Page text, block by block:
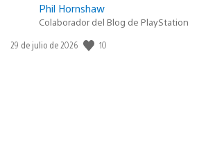
Phil Hornshaw
Colaborador del Blog de PlayStation
Fecha
29 de julio de 2026 10